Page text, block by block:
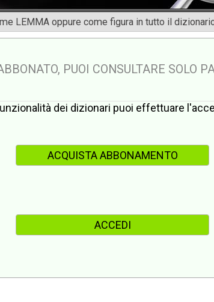
LEMMA oppure come figura in tutto il
PUOI CONSULTARE SOLO
dei dizionari puoi effettuare
ACQUISTA ABBONAMENTO
ACCEDI